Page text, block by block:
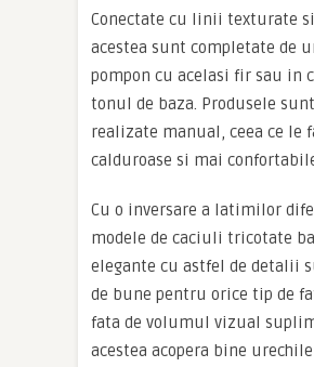
Conectate cu linii texturate
acestea sunt completate de
pompon cu acelasi fir sau in
tonul de baza. Produsele
realizate manual, ceea ce le
calduroase si mai
Cu o inversare a latimilor
modele de caciuli tricotate
elegante cu astfel de detalii
de bune pentru orice tip de
fata de volumul vizual
acestea acopera bine